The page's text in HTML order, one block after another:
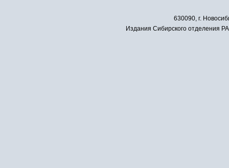
630090, г.
Издания Сибирского отделения